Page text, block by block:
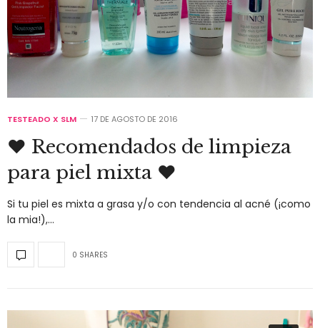
TESTEADO X SLM 17 DE AGOSTO DE 2016
♥ Recomendados de limpieza
para piel mixta ♥
Si tu piel es mixta a grasa y/o con tendencia al acné (¡como
la mia!),…
0 SHARES